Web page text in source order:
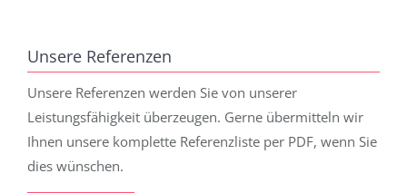
Unsere Referenzen
Unsere Referenzen werden Sie von unserer
Leistungsfähigkeit überzeugen. Gerne übermitteln wir
Ihnen unsere komplette Referenzliste per PDF, wenn Sie
dies wünschen.